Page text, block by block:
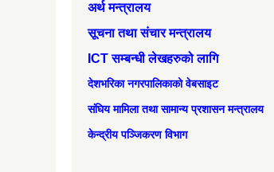
अर्थ मन्त्रालय
सूचना तथा संचार मन्त्रालय
ICT सम्बन्धी लेखहरुको लागि
देशभरिका नगरपालिकाको वेबसाइट
संघिय मामिला तथा सामान्‍य प्रशासन मन्त्रालय
केन्द्रीय पञ्जिकरण विभाग